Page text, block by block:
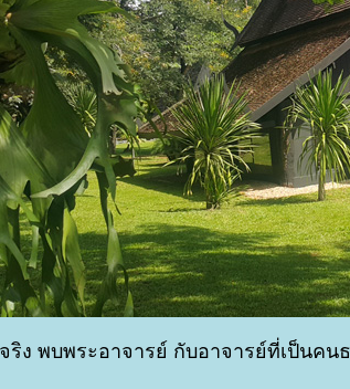
ริง พบพระอาจารย์ กับอาจารย์ที่เป็นค